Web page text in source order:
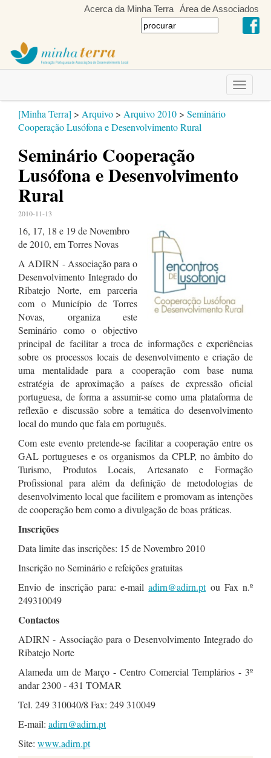
Acerca da Minha Terra Área de Associados
Toggle
[Minha Terra] > Arquivo > Arquivo 2010 > Seminário
Cooperação Lusófona e Desenvolvimento Rural
Seminário Cooperação
Lusófona e Desenvolvimento
Rural
2010-11-13
16, 17, 18 e 19 de Novembro
de 2010, em Torres Novas
A ADIRN - Associação para o
Desenvolvimento Integrado do
Ribatejo Norte, em parceria
com o Município de Torres
Novas, organiza este
Seminário como o objectivo
principal de facilitar a troca de informações e experiências
sobre os processos locais de desenvolvimento e criação de
uma mentalidade para a cooperação com base numa
estratégia de aproximação a países de expressão oficial
portuguesa, de forma a assumir-se como uma plataforma de
reflexão e discussão sobre a temática do desenvolvimento
local do mundo que fala em português.
Com este evento pretende-se facilitar a cooperação entre os
GAL portugueses e os organismos da CPLP, no âmbito do
Turismo, Produtos Locais, Artesanato e Formação
Profissional para além da definição de metodologias de
desenvolvimento local que facilitem e promovam as intenções
de cooperação bem como a divulgação de boas práticas.
Inscrições
Data limite das inscrições: 15 de Novembro 2010
Inscrição no Seminário e refeições gratuitas
Envio de inscrição para: e-mailadirn@adirn.ptou Fax n.º
249310049
Contactos
ADIRN - Associação para o Desenvolvimento Integrado do
Ribatejo Norte
Alameda um de Março - Centro Comercial Templários - 3º
andar 2300 - 431 TOMAR
Tel. 249 310040/8 Fax: 249 310049
E-mail: adirn@adirn.pt
Site: www.adirn.pt